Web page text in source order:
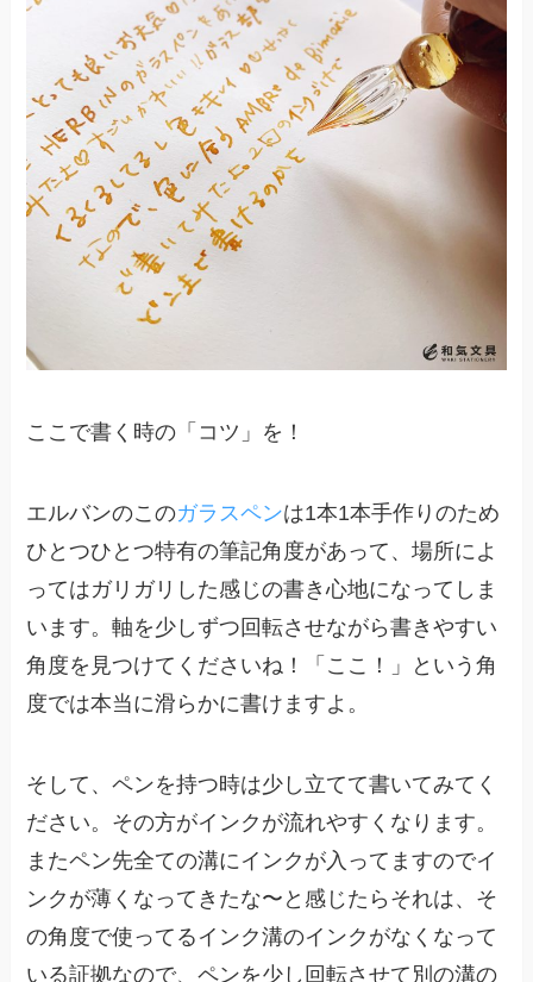
ここで書く時の「コツ」を！
エルバンのこのガラスペンは1本1本手作りのため
ひとつひとつ特有の筆記角度があって、場所によ
ってはガリガリした感じの書き心地になってしま
います。軸を少しずつ回転させながら書きやすい
角度を見つけてくださいね！「ここ！」という角
度では本当に滑らかに書けますよ。
そして、ペンを持つ時は少し立てて書いてみてく
ださい。その方がインクが流れやすくなります。
またペン先全ての溝にインクが入ってますのでイ
ンクが薄くなってきたな〜と感じたらそれは、そ
の角度で使ってるインク溝のインクがなくなって
いる証拠なので、ペンを少し回転させて別の溝の